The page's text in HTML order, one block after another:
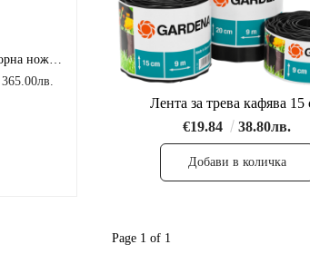
Акумулаторна ножица за жив плет GARDENA ComfortCut 18V P4A в комплект с батерия 2.0Ah + зарядно AL 18 V.
365.00лв.
Лента за трева кафява 15
€19.84
38.80лв.
Page 1 of 1